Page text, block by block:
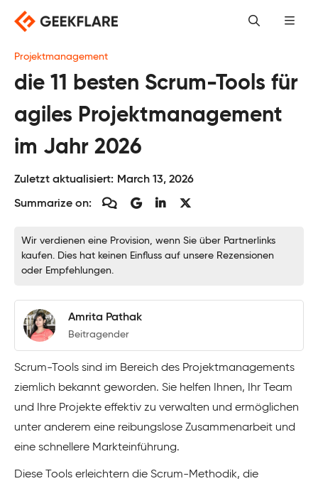
Skip
content
Projektmanagement
die 11 besten Scrum-Tools für
agiles Projektmanagement
im Jahr 2026
Zuletzt aktualisiert: March 13, 2026
Summarize on:
Wir verdienen eine Provision, wenn Sie über Partnerlinks
kaufen. Dies hat keinen Einfluss auf unsere Rezensionen
oder Empfehlungen.
Amrita Pathak
Beitragender
Scrum-Tools sind im Bereich des Projektmanagements
ziemlich bekannt geworden. Sie helfen Ihnen, Ihr Team
und Ihre Projekte effektiv zu verwalten und ermöglichen
unter anderem eine reibungslose Zusammenarbeit und
eine schnellere Markteinführung.
Diese Tools erleichtern die Scrum-Methodik, die